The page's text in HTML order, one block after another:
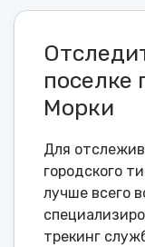
поселке
Морки
Для
городского
лучше всего
трекинг